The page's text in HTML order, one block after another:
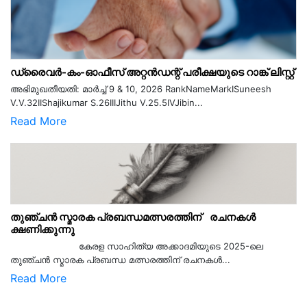
ഡ്രൈവർ-കം-ഓഫീസ് അറ്റൻഡന്റ് പരീക്ഷയുടെ റാങ്ക് ലിസ്റ്റ്
അഭിമുഖതീയതി: മാർച്ച് 9 & 10, 2026 RankNameMarkISuneesh
V.V.32IIShajikumar S.26IIIJithu V.25.5IVJibin...
Read More
തുഞ്ചൻ സ്മാരക പ്രബന്ധമത്സരത്തിന് രചനകൾ
ക്ഷണിക്കുന്നു
കേരള സാഹിത്യ അക്കാദമിയുടെ 2025-ലെ
തുഞ്ചൻ സ്മാരക പ്രബന്ധ മത്സരത്തിന് രചനകൾ...
Read More